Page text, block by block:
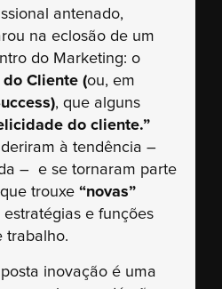
antenado,
na eclosão de um
do Marketing: o
do Cliente (ou, em
, que alguns
do cliente.”
à tendência –
– e se tornaram parte
trouxe “novas”
estratégias e funções
trabalho.
inovação é uma